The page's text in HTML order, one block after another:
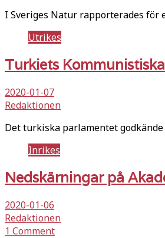
I Sveriges Natur rapporterades
Utrikes
Turkiets
2020-01-07
Redaktionen
Det turkiska parlamentet
Inrikes
Nedskärningar på
2020-01-06
Redaktionen
1 Comment